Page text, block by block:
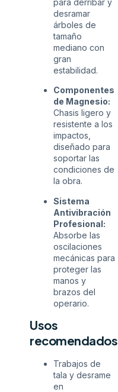
desramar
árboles de
tamaño
mediano con
gran
estabilidad.
Componentes
de Magnesio:
Chasis ligero y
resistente a los
impactos,
diseñado para
soportar las
condiciones de
la obra.
Sistema
Antivibración
Profesional:
Absorbe las
oscilaciones
mecánicas para
proteger las
manos y
brazos del
operario.
Usos
recomendados
Trabajos de
tala y desrame
en